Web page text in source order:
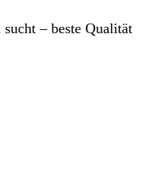
– beste Qualität